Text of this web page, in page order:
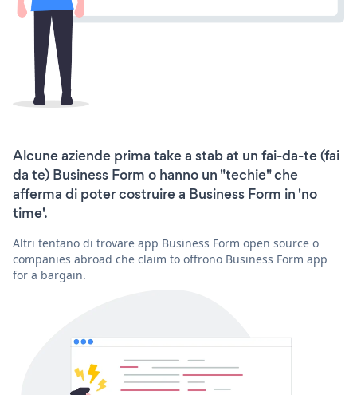
Alcune aziende prima take a stab at un fai-da-te (fai
da te) Business Form o hanno un "techie" che
afferma di poter costruire a Business Form in 'no
time'.
Altri tentano di trovare app Business Form open source o
companies abroad che claim to offrono Business Form app
for a bargain.